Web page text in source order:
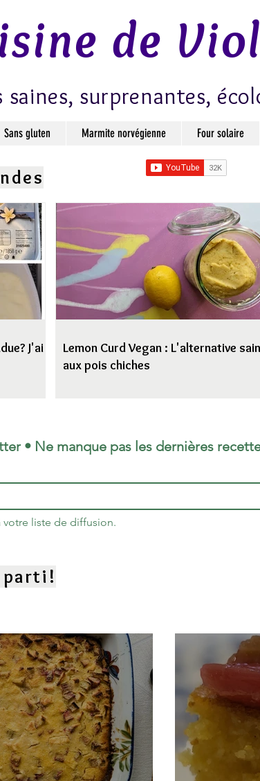
de
saines, surprenantes,
Sans gluten Marmite norvégienne Four solaire
J'ai
Lemon Curd Vegan : L'alternative
aux pois chiches
• Ne manque pas les dernières
liste de diffusion.
parti!